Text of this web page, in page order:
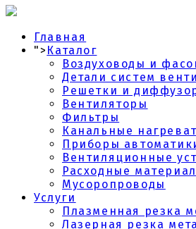
Главная
"> Каталог
Воздуховоды и
Детали систем
Решетки и
Вентиляторы
Фильтры
Канальные
Приборы
Вентиляционные
Расходные
Мусоропроводы
Услуги
Плазменная резка
Лазерная резка